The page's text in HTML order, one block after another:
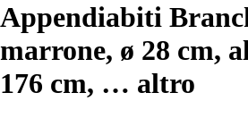
Appendiabiti
marrone, ø 28 cm,
176 cm, … altro